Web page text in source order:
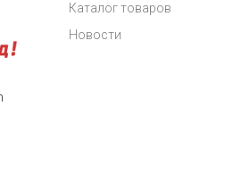
Каталог товаров
Новости